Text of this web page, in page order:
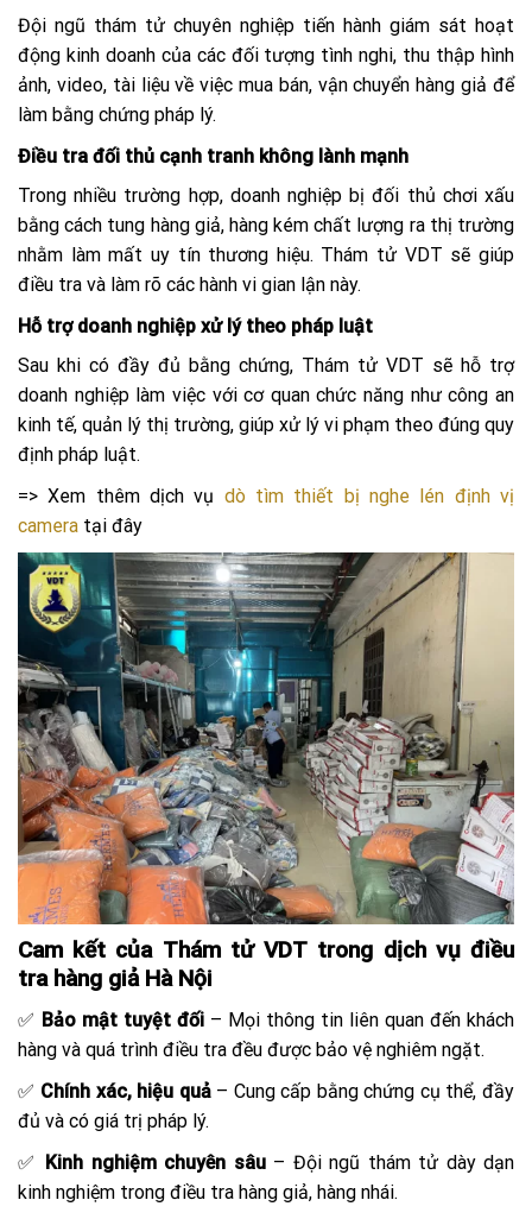
Đội ngũ thám tử chuyên nghiệp tiến hành giám sát hoạt
động kinh doanh của các đối tượng tình nghi, thu thập hình
ảnh, video, tài liệu về việc mua bán, vận chuyển hàng giả để
làm bằng chứng pháp lý.
Điều tra đối thủ cạnh tranh không lành mạnh
Trong nhiều trường hợp, doanh nghiệp bị đối thủ chơi xấu
bằng cách tung hàng giả, hàng kém chất lượng ra thị trường
nhằm làm mất uy tín thương hiệu. Thám tử VDT sẽ giúp
điều tra và làm rõ các hành vi gian lận này.
Hỗ trợ doanh nghiệp xử lý theo pháp luật
Sau khi có đầy đủ bằng chứng, Thám tử VDT sẽ hỗ trợ
doanh nghiệp làm việc với cơ quan chức năng như công an
kinh tế, quản lý thị trường, giúp xử lý vi phạm theo đúng quy
định pháp luật.
=> Xem thêm dịch vụ dò tìm thiết bị nghe lén định vị
camera tại đây
Cam kết của Thám tử VDT trong dịch vụ điều
tra hàng giả Hà Nội
✅ Bảo mật tuyệt đối – Mọi thông tin liên quan đến khách
hàng và quá trình điều tra đều được bảo vệ nghiêm ngặt.
✅ Chính xác, hiệu quả– Cung cấp bằng chứng cụ thể, đầy
đủ và có giá trị pháp lý.
✅ Kinh nghiệm chuyên sâu– Đội ngũ thám tử dày dạn
kinh nghiệm trong điều tra hàng giả, hàng nhái.